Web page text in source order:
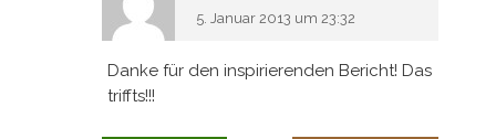
5. Januar 2013 um 23:32
Danke für den inspirierenden Bericht! Das
triffts!!!